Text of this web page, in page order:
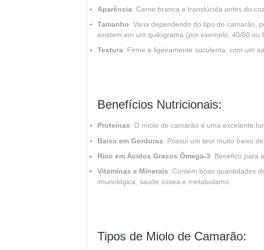
Aparência: Carne branca e translúcida antes do
Tamanho: Varia dependendo do tipo de camarão,
existem em um quilograma (por exemplo, 40/60 ou
Textura: Firme e ligeiramente suculenta, com um
Benefícios Nutricionais:
Proteínas: O miolo de camarão é uma excelente
Baixo em Gorduras: Possui um teor muito baixo
Rico em Ácidos Graxos Ômega-3: Benéfico para
Vitaminas e Minerais: Contém boas quantidades
imunológica, saúde óssea e metabolismo.
Tipos de Miolo de Camarão: